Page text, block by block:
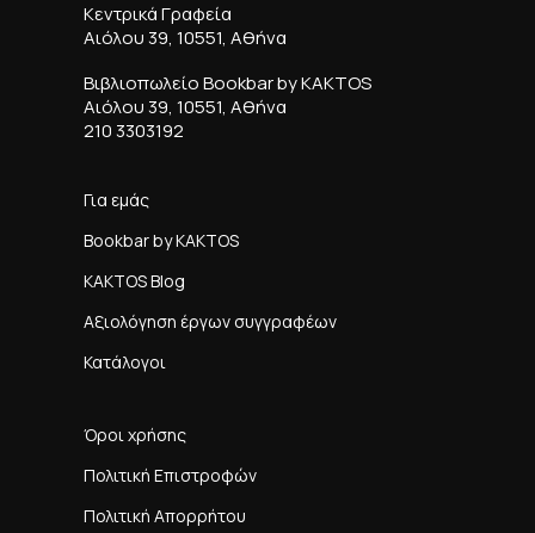
Κεντρικά Γραφεία
Αιόλου 39, 10551, Αθήνα
Βιβλιοπωλείο Bookbar by KAKTOS
Αιόλου 39, 10551, Αθήνα
210 3303192
Για εμάς
Bookbar by KAKTOS
KAKTOS Blog
Αξιολόγηση έργων συγγραφέων
Κατάλογοι
Όροι χρήσης
Πολιτική Επιστροφών
Πολιτική Απορρήτου